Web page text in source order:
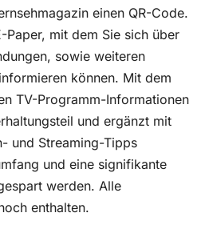
einen QR-Code.
Paper, mit dem Sie sich über
sowie weiteren
können. Mit dem
TV-Programm-Informationen
und ergänzt mit
und Streaming-Tipps
und eine signifikante
werden. Alle
enthalten.